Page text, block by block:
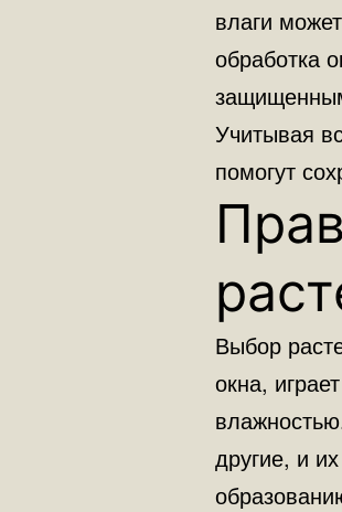
влаги
обработка
Учитывая
помогут
Выбор
окна,
другие, и